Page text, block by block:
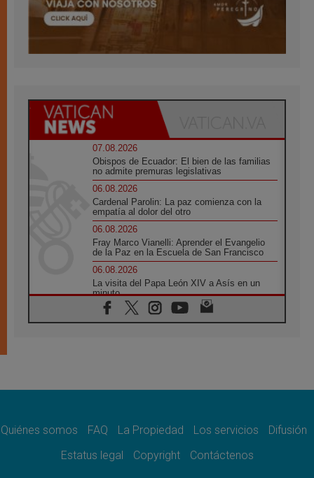
07.08.2026
Obispos de Ecuador: El bien de las familias
no admite premuras legislativas
06.08.2026
Cardenal Parolin: La paz comienza con la
empatía al dolor del otro
06.08.2026
Fray Marco Vianelli: Aprender el Evangelio
de la Paz en la Escuela de San Francisco
06.08.2026
La visita del Papa León XIV a Asís en un
minuto
06.08.2026
El agradecimiento de los jóvenes al Papa:
Comienzan "Diez Días Oración por la Paz"
Pizzaballa en Asís: los cristianos quieren
Quiénes somos FAQ La Propiedad Los servicios
Difusión
Estatus legal
Copyright Contáctenos